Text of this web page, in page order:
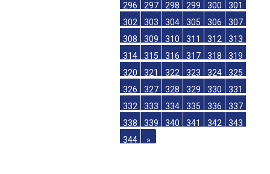
296
297 298 299 300
301
302
303 304 305 306
307
308
309 310 311 312
313
314
315 316 317 318
319
320
321 322 323 324
325
326
327 328 329 330
331
332
333 334 335 336
337
338
339 340 341 342
343
344
»